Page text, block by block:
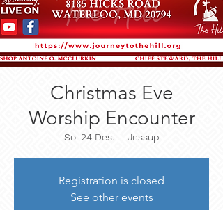
Christmas Eve
Worship Encounter
So. 24 Des.
  |
Jessup
Registration is closed
See other events